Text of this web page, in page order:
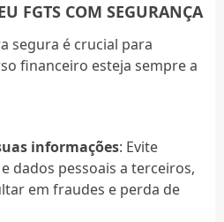
FGTS COM SEGURANÇA
segura é crucial para
financeiro esteja sempre a
informações: Evite
dados pessoais a terceiros,
em fraudes e perda de